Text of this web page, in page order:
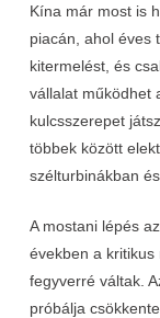
Kína már most is
piacán, ahol éves
kitermelést, és
vállalat működhet
kulcsszerepet
többek között
szélturbinákban
A mostani lépés
években a
fegyverré váltak.
próbálja